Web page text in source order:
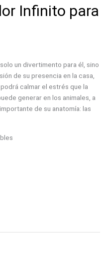
Infinito para
un divertimento para él, sino
de su presencia en la casa,
calmar el estrés que la
generar en los animales, a
de su anatomía: las